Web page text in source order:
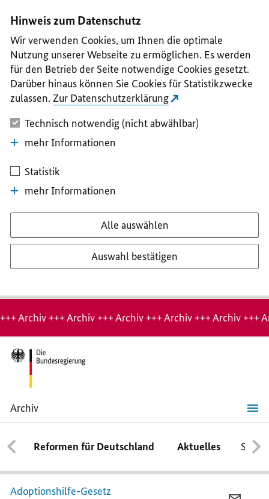
II
III
IV
V
Hinweis zum Datenschutz
Wir verwenden Cookies, um Ihnen die optimale
Nutzung unserer Webseite zu ermöglichen. Es werden
für den Betrieb der Seite notwendige Cookies gesetzt.
Darüber hinaus können Sie Cookies für Statistikzwecke
zulassen. Zur Datenschutzerklärung
Technisch notwendig (nicht abwählbar)
mehr Informationen
Statistik
mehr Informationen
Alle auswählen
Auswahl bestätigen
Hinweis:
Archiv-
Seite
+++ Archiv +++ Archiv +++ Archiv +++ Archiv +++ Archiv +++
Archiv
Mehr
Unterstützung
bei
Aufnahme
von
Kindern
Reformen für Deutschland Aktuelles
Adoptionshilfe-Gesetz